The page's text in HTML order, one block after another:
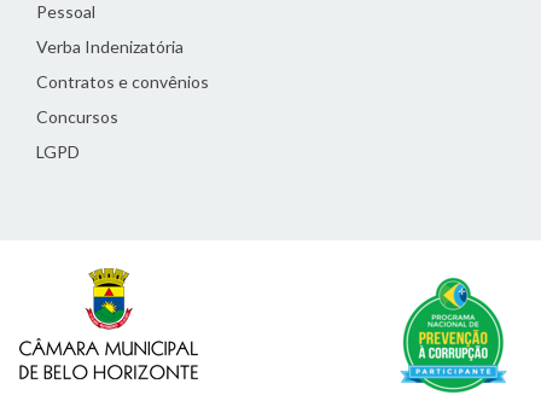
Pessoal
Verba Indenizatória
Contratos e convênios
Concursos
LGPD